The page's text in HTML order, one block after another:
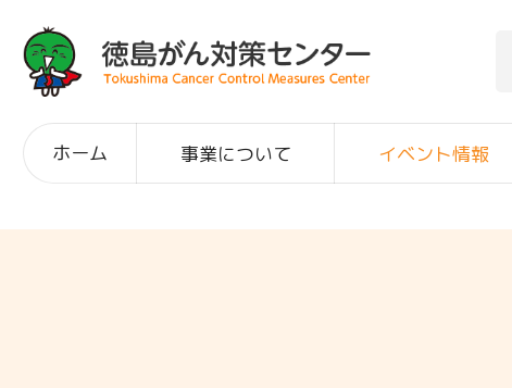
ホーム 事業について イベント情報